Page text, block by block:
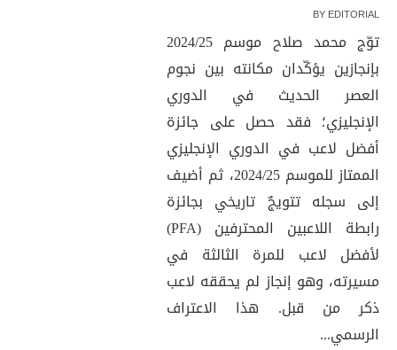
BY EDITORIAL
توّج محمد صلاح موسم 2024/25
بإنجازين يؤكّدان مكانته بين نجوم
العصر الحديث في الدوري
الإنجليزي؛ فقد حصل على جائزة
أفضل لاعب في الدوري الإنجليزي
الممتاز للموسم 2024/25، ثم أضيف
إلى سجله تتويجٌ تاريخي بجائزة
رابطة اللاعبين المحترفين (PFA)
لأفضل لاعب للمرة الثالثة في
مسيرته، وهو إنجاز لم يحققه لاعب
ذكر من قبل. هذا الاعتراف
الرسمي...